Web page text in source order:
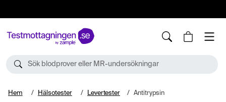
Sök blodprover eller MR-undersökningar
Hem Hälsotester Levertester Antitrypsin